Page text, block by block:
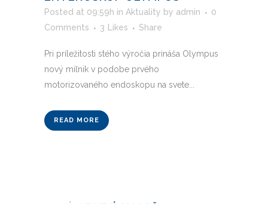
Posted at 09:59h in Aktuality by admin
0
Comments
3 Likes Share
Pri príležitosti stého výročia prináša Olympus
nový míľnik v podobe prvého
motorizovaného endoskopu na svete...
READ MORE